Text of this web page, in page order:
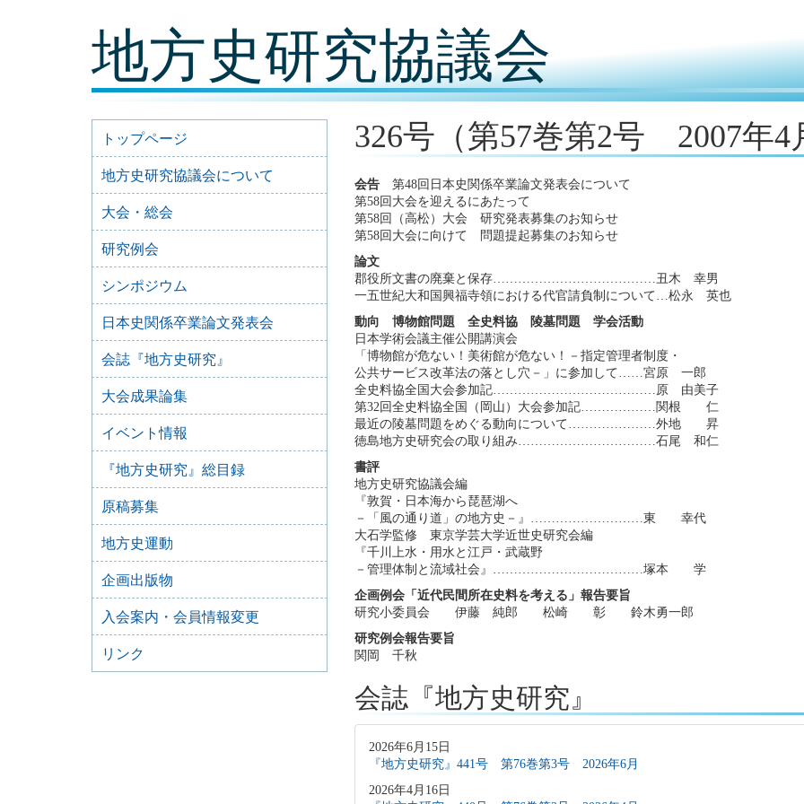
地方史研究協議会
326号（第57巻第2号 2007年4
会告第48回日本史関係卒業論文発表会について
第58回大会を迎えるにあたって
第58回（高松）大会 研究発表募集のお知らせ
第58回大会に向けて 問題提起募集のお知らせ
論文
郡役所文書の廃棄と保存…………………………………丑木 幸男
一五世紀大和国興福寺領における代官請負制について…松永 英也
動向 博物館問題 全史料協 陵墓問題 学会活動
日本学術会議主催公開講演会
「博物館が危ない！美術館が危ない！－指定管理者制度・
公共サービス改革法の落とし穴－」に参加して……宮原 一郎
全史料協全国大会参加記…………………………………原 由美子
第32回全史料協全国（岡山）大会参加記………………関根 仁
最近の陵墓問題をめぐる動向について…………………外地 昇
徳島地方史研究会の取り組み……………………………石尾 和仁
書評
地方史研究協議会編
『敦賀・日本海から琵琶湖へ
－「風の通り道」の地方史－』………………………東 幸代
大石学監修 東京学芸大学近世史研究会編
『千川上水・用水と江戸・武蔵野
－管理体制と流域社会』………………………………塚本 学
企画例会「近代民間所在史料を考える」報告要旨
研究小委員会 伊藤 純郎 松崎 彰 鈴木勇一郎
研究例会報告要旨
関岡 千秋
会誌『地方史研究』
2026年6月15日
『地方史研究』441号 第76巻第3号 2026年6月
2026年4月16日
トップページ
地方史研究協議会について
大会・総会
研究例会
シンポジウム
日本史関係卒業論文発表会
会誌『地方史研究』
大会成果論集
イベント情報
『地方史研究』総目録
原稿募集
地方史運動
企画出版物
入会案内・会員情報変更
リンク